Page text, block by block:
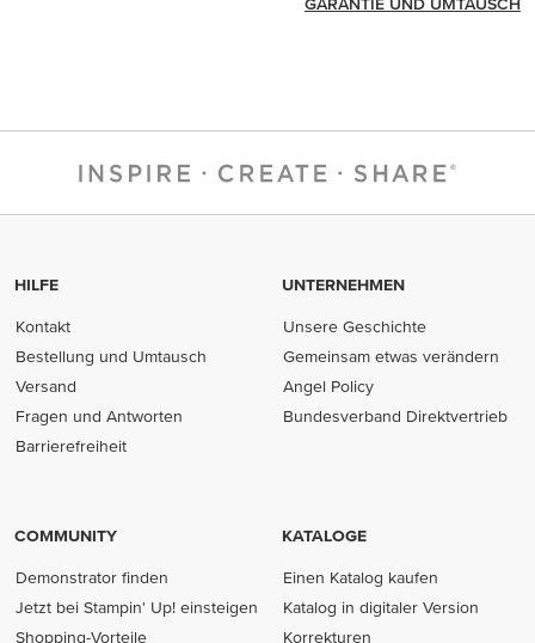
HILFE
Kontakt
Bestellung und Umtausch
Versand
Fragen und Antworten
Barrierefreiheit
UNTERNEHMEN
Unsere Geschichte
Gemeinsam etwas verändern
Angel Policy
Bundesverband Direktvertrieb
COMMUNITY
Demonstrator finden
Jetzt bei Stampin' Up! einsteigen
Shopping-Vorteile
KATALOGE
Einen Katalog kaufen
Katalog in digitaler Version
Korrekturen